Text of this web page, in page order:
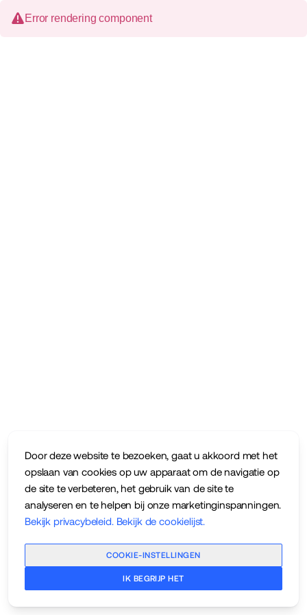
Door deze website te bezoeken, gaat u akkoord met het
opslaan van cookies op uw apparaat om de navigatie op
de site te verbeteren, het gebruik van de site te
analyseren en te helpen bij onze marketinginspanningen.
Bekijk privacybeleid. Bekijk de cookielijst.
COOKIE-INSTELLINGEN
IK BEGRIJP HET
Error rendering component